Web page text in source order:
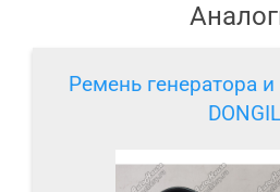
Ремень генератора
DONGIL